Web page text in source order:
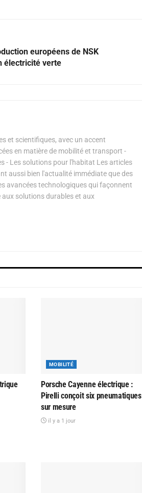
européens de NSK
électricité verte
et scientifiques, avec un accent
en matière de mobilité et transport -
- Les solutions pour l'habitat Les articles
aussi bien l'actualité immédiate que des
avancées technologiques qui façonnent
solutions durables et aux
MOBILITÉ
Porsche Cayenne électrique :
Pirelli conçoit six pneumatiques
sur mesure
il y a 1 jour